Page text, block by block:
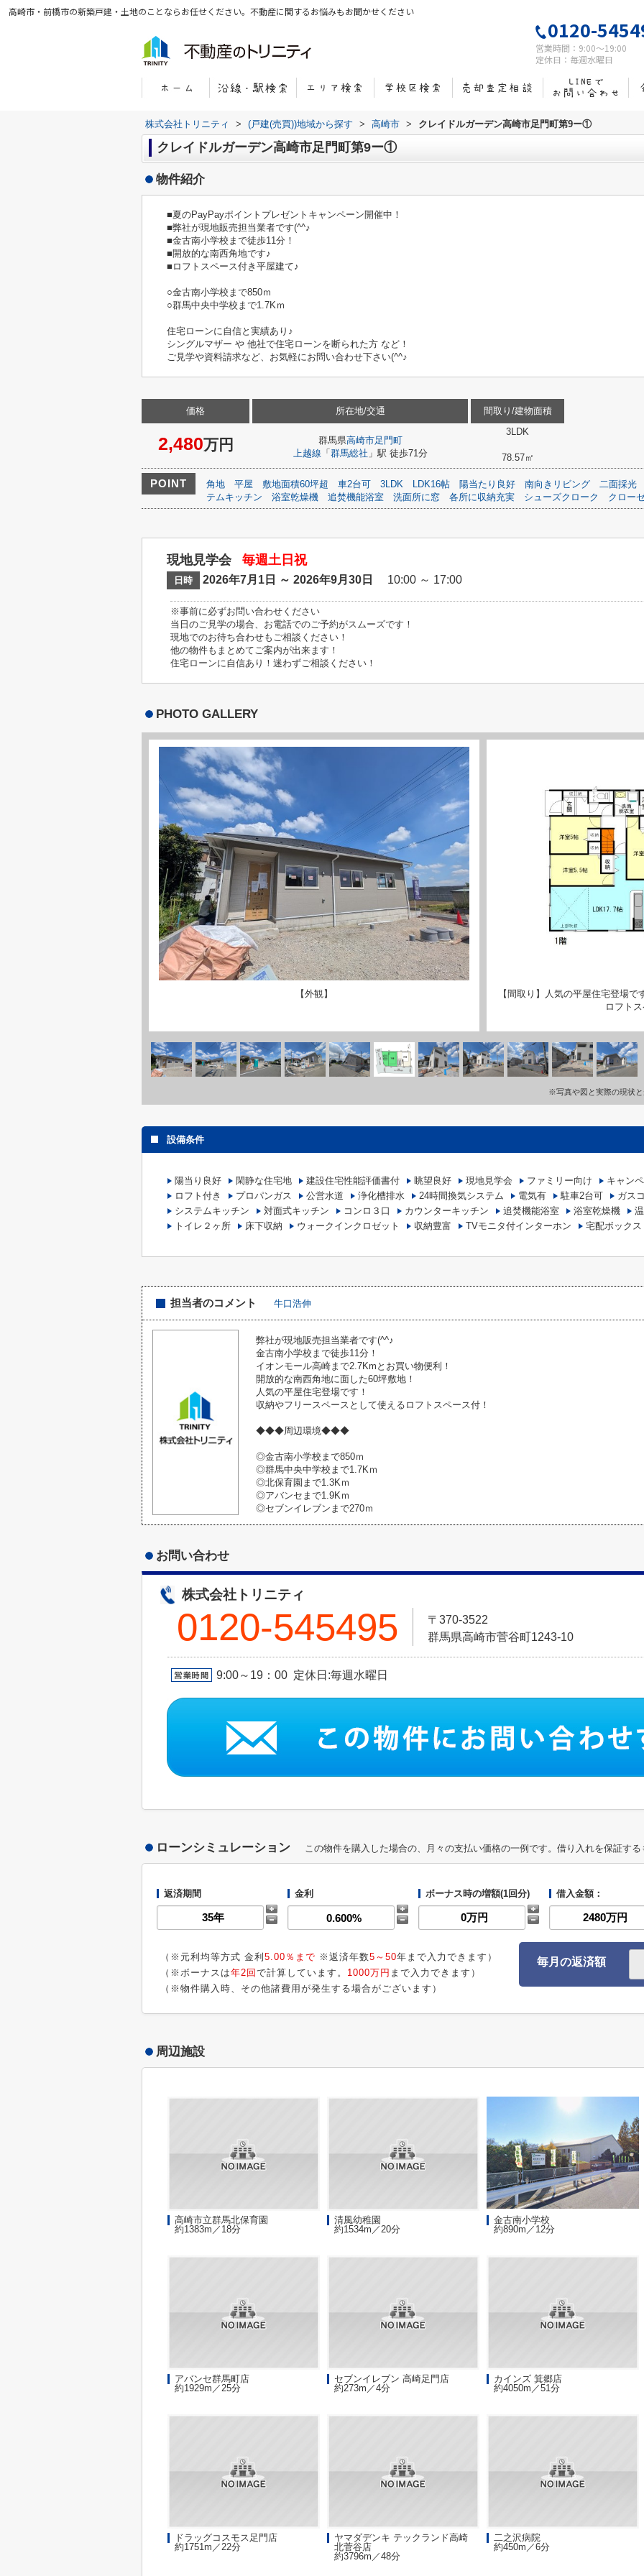
高崎市・前橋市の新築戸建・土地のことならお任せください。不動産に関するお悩みもお聞かせください
0120-
営業時間：9:00～19:00
定休日：毎週水曜日
株式会社トリニティ > (戸建(売買))地域から探す > 高崎市 > クレイドルガーデン高崎市足門町第9ー①
クレイドルガーデン高崎市足門町第9ー①
物件紹介
■夏のPayPayポイントプレゼントキャンペーン開催中！
■弊社が現地販売担当業者です(^^♪
■金古南小学校まで徒歩11分！
■開放的な南西角地です♪
■ロフトスペース付き平屋建て♪
○金古南小学校まで850ｍ
○群馬中央中学校まで1.7Kｍ
住宅ローンに自信と実績あり♪
シングルマザー や 他社で住宅ローンを断られた方 など！
ご見学や資料請求など、お気軽にお問い合わせ下さい(^^♪
価格
2,480万円
所在地/交通
群馬県高崎市足門町
上越線 「 群馬総社 」駅 徒歩71分
間取り/建物面積
3LDK
78.57㎡
POINT 角地 平屋 敷地面積60坪超 車2台可 3LDK LDK16帖 陽当たり良好 南向きリビング
二面採光
テムキッチン
浴室乾燥機 追焚機能浴室 洗面所に窓 各所に収納充実 シューズクローク クロー
現地見学会 毎週土日祝
日時 2026年7月1日 ～ 2026年9月30日 10:00 ～ 17:00
※事前に必ずお問い合わせください
当日のご見学の場合、お電話でのご予約がスムーズです！
現地でのお待ち合わせもご相談ください！
他の物件もまとめてご案内が出来ます！
住宅ローンに自信あり！迷わずご相談ください！
PHOTO GALLERY
【外観】
【間取り】人気の平屋住宅登場
ロフト
※写真や図と実際の現状
設備条件
陽当り良好 閑静な住宅地 建設住宅性能評価書付 眺望良好 現地見学会 ファミリー向け
キャン
ロフト付き
プロパンガス 公営水道 浄化槽排水 24時間換気システム 電気有 駐車2台可
ガス
システムキッチン
対面式キッチン コンロ３口 カウンターキッチン 追焚機能浴室 浴室乾燥機
トイレ２ヶ所
床下収納 ウォークインクロゼット 収納豊富 TVモニタ付インターホン 宅配ボックス
担当者のコメント 牛口浩伸
弊社が現地販売担当業者です(^^♪
金古南小学校まで徒歩11分！
イオンモール高崎まで2.7Kmとお買い物便利！
開放的な南西角地に面した60坪敷地！
人気の平屋住宅登場です！
収納やフリースペースとして使えるロフトスペース付！
◆◆◆周辺環境◆◆◆
◎金古南小学校まで850ｍ
◎群馬中央中学校まで1.7Kｍ
◎北保育園まで1.3Kｍ
◎アバンセまで1.9Kｍ
◎セブンイレブンまで270ｍ
お問い合わせ
株式会社トリニティ
0120-545495
〒370-3522
群馬県高崎市菅谷町1243-10
9:00～19：00 定休日:毎週水曜日
ローンシミュレーション この物件を購入した場合の、月々の支払い価格の一例です。借り入れを保証す
返済期間 金利 ボーナス時の増額(1回分) 借入金額：
（※元利均等方式 金利 5.00％まで ※返済年数5～50年まで入力できます）
（※ボーナスは年2回 で計算しています。 1000万円 まで入力できます）
（※物件購入時、その他諸費用が発生する場合がございます）
毎月の返済額
周辺施設
高崎市立群馬北保育園
約1383m／18分
清風幼稚園
約1534m／20分
金古南小学校
約890m／12分
アバンセ群馬町店
約1929m／25分
セブンイレブン 高崎足門店
約273m／4分
カインズ 箕郷店
約4050m／51分
ドラッグコスモス足門店
約1751m／22分
ヤマダデンキ テックランド高崎
北菅谷店
約3796m／48分
二之沢病院
約450m／6分